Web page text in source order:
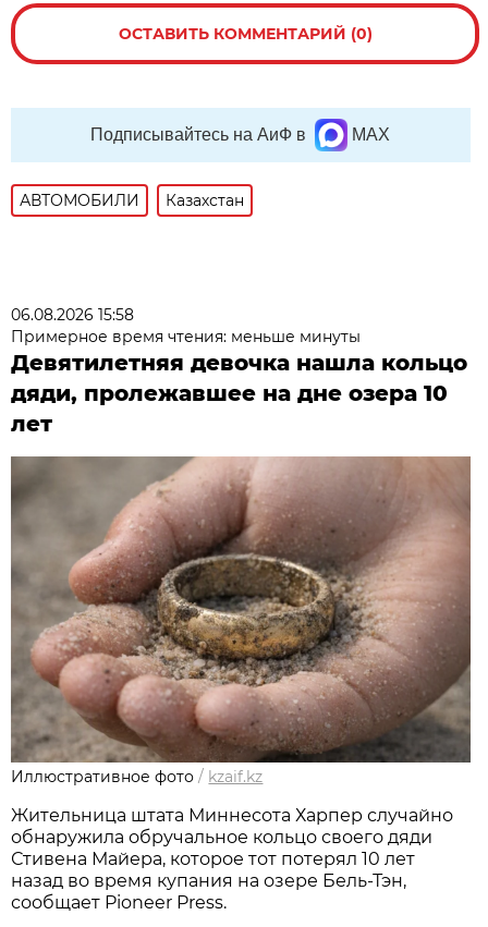
ОСТАВИТЬ КОММЕНТАРИЙ (0)
Подписывайтесь на АиФ в MAX
АВТОМОБИЛИ Казахстан
06.08.2026 15:58
Примерное время чтения: меньше минуты
Девятилетняя девочка нашла кольцо
дяди, пролежавшее на дне озера 10
лет
Иллюстративное фото / kzaif.kz
Жительница штата Миннесота Харпер случайно
обнаружила обручальное кольцо своего дяди
Стивена Майера, которое тот потерял 10 лет
назад во время купания на озере Бель-Тэн,
сообщает Pioneer Press.